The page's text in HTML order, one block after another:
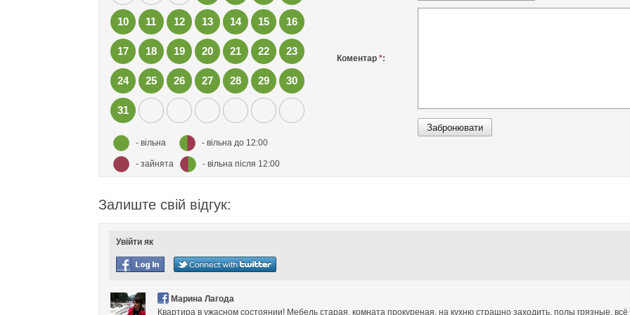
10 11 12 13 14 15 16
17 18 19 20 21 22 23
24 25 26 27 28 29 30
31
- вільна - вільна до 12:00
- зайнята - вільна після 12:00
Коментар *:
Залиште свій відгук:
Увійти як
Марина Лагода
Квартира в ужасном состоянии! Мебель старая, комната прокуреная, на кухню страшно заходить, полы грязные,